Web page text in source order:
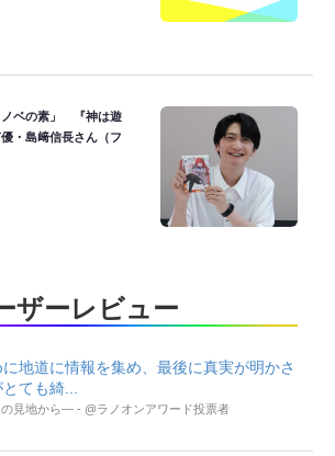
ノベの素」 『神は遊
・島﨑信長さん（フ
ザーレビュー
地道に情報を集め、最後に真実が明かさ
ても綺...
見地から― - @ラノオンアワード投票者